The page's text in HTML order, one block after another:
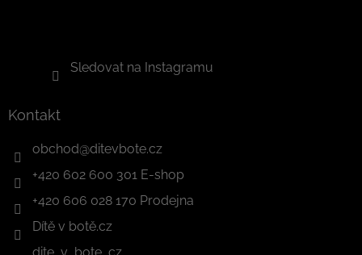
Sledovat na Instagramu
Kontakt
obchod@ditevbote.cz
+420 602 600 301 E-shop
+420 606 028 170 Prodejna
Dítě v botě.cz